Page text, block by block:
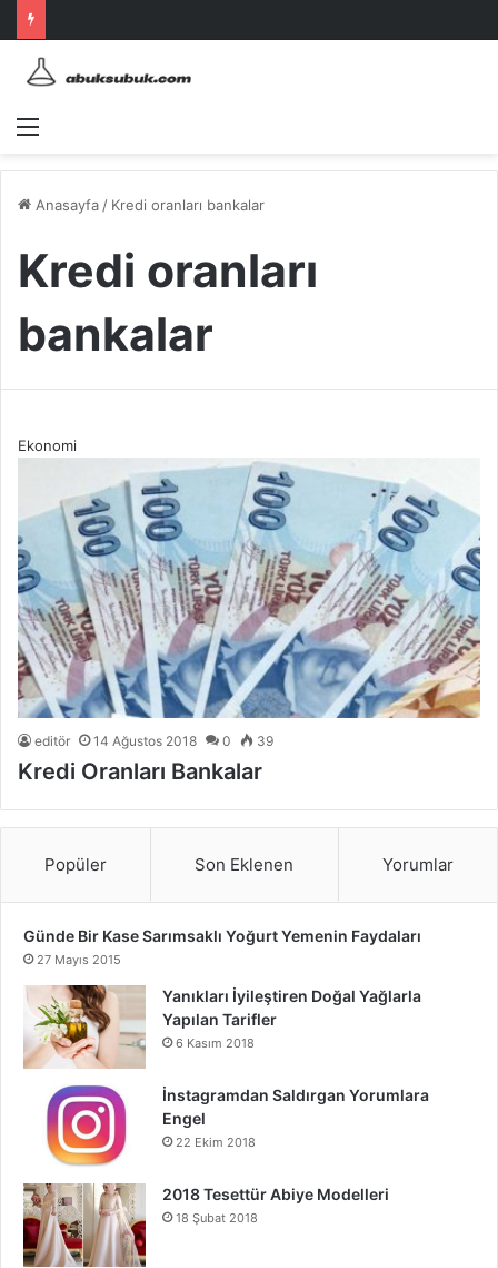
Menü
Anasayfa / Kredi oranları bankalar
Kredi oranları
bankalar
Ekonomi
editör 14 Ağustos 2018 0 39
Kredi Oranları Bankalar
Popüler Son Eklenen Yorumlar
Günde Bir Kase Sarımsaklı Yoğurt Yemenin Faydaları
27 Mayıs 2015
Yanıkları İyileştiren Doğal Yağlarla
Yapılan Tarifler
6 Kasım 2018
İnstagramdan Saldırgan Yorumlara
Engel
22 Ekim 2018
2018 Tesettür Abiye Modelleri
18 Şubat 2018